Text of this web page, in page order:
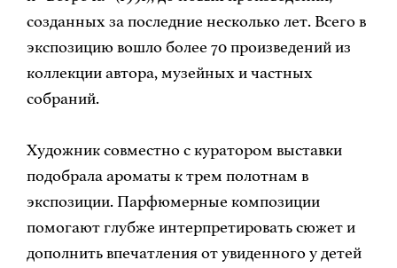
созданных за последние несколько лет. Всего в
экспозицию вошло более 70 произведений из
коллекции автора, музейных и частных
собраний.
Художник совместно с куратором выставки
подобрала ароматы к трем полотнам в
экспозиции. Парфюмерные композиции
помогают глубже интерпретировать сюжет и
дополнить впечатления от увиденного у детей